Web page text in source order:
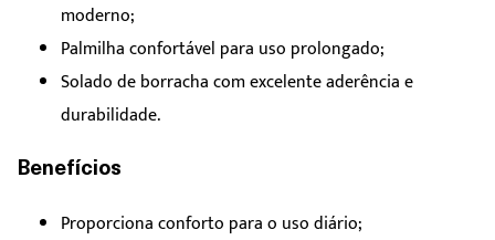
moderno;
Palmilha confortável para uso prolongado;
Solado de borracha com excelente aderência e
durabilidade.
Benefícios
Proporciona conforto para o uso diário;